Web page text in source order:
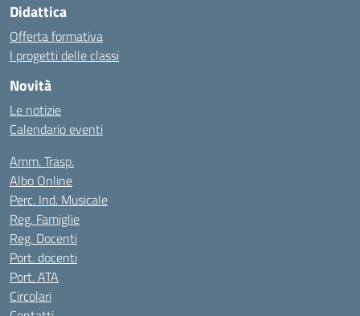
Didattica
Offerta formativa
I progetti delle classi
Novità
Le notizie
Calendario eventi
Amm. Trasp.
Albo Online
Perc. Ind. Musicale
Reg. Famiglie
Reg. Docenti
Port. docenti
Port. ATA
Circolari